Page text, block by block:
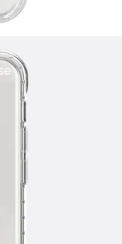
com você!
ao carrinho e o
Y29.